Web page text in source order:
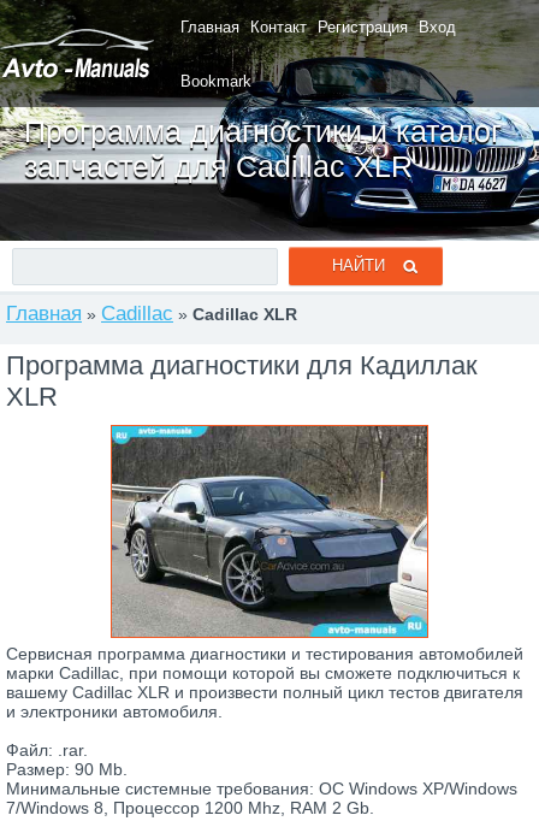
Главная Контакт Регистрация Вход
Bookmark
Программа диагностики и каталог
запчастей для Cadillac XLR
Главная » Cadillac » Cadillac XLR
Программа диагностики для Кадиллак
XLR
Сервисная программа диагностики и тестирования автомобилей
марки Cadillac, при помощи которой вы сможете подключиться к
вашему Cadillac XLR и произвести полный цикл тестов двигателя
и электроники автомобиля.
Файл: .rar.
Размер: 90 Mb.
Минимальные системные требования: ОС Windows XP/Windows
7/Windows 8, Процессор 1200 Mhz, RAM 2 Gb.